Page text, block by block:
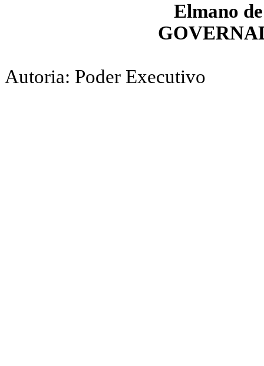
Elmano
Autoria: Poder Executivo